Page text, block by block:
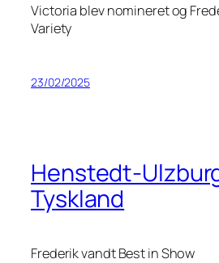
Victoria blev nomineret og
Variety
23/02/2025
Henstedt-
Tyskland
Frederik vandt Best in Show